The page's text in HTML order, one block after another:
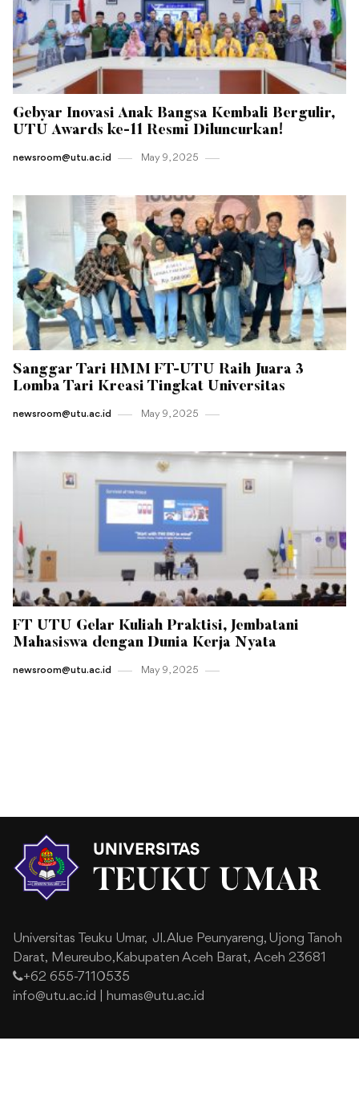
Gebyar Inovasi Anak Bangsa Kembali Bergulir,
UTU Awards ke-11 Resmi Diluncurkan!
newsroom@utu.ac.id May 9 , 2025
Sanggar Tari HMM FT-UTU Raih Juara 3
Lomba Tari Kreasi Tingkat Universitas
newsroom@utu.ac.id May 9 , 2025
FT UTU Gelar Kuliah Praktisi, Jembatani
Mahasiswa dengan Dunia Kerja Nyata
newsroom@utu.ac.id May 9 , 2025
Universitas Teuku Umar, Jl. Alue Peunyareng, Ujong Tanoh
Darat, Meureubo,Kabupaten Aceh Barat, Aceh 23681
+62 655-7110535
info@utu.ac.id
humas@utu.ac.id